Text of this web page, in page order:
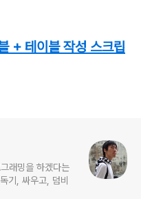
+ 테이블 작성 스크립
래밍을 하겠다는
기, 싸우고, 덤비